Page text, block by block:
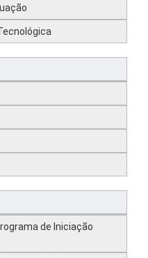
de Iniciação